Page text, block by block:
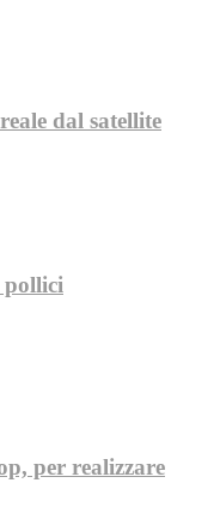
dal satellite
pollici
per realizzare